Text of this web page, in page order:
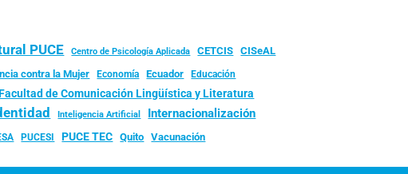
PUCE Centro de Psicología Aplicada CETCIS CISeAL
contra la Mujer Economía Ecuador
Educación
de Comunicación Lingüística y Literatura
Inteligencia Artificial Internacionalización
PUCESI PUCE TEC Quito Vacunación